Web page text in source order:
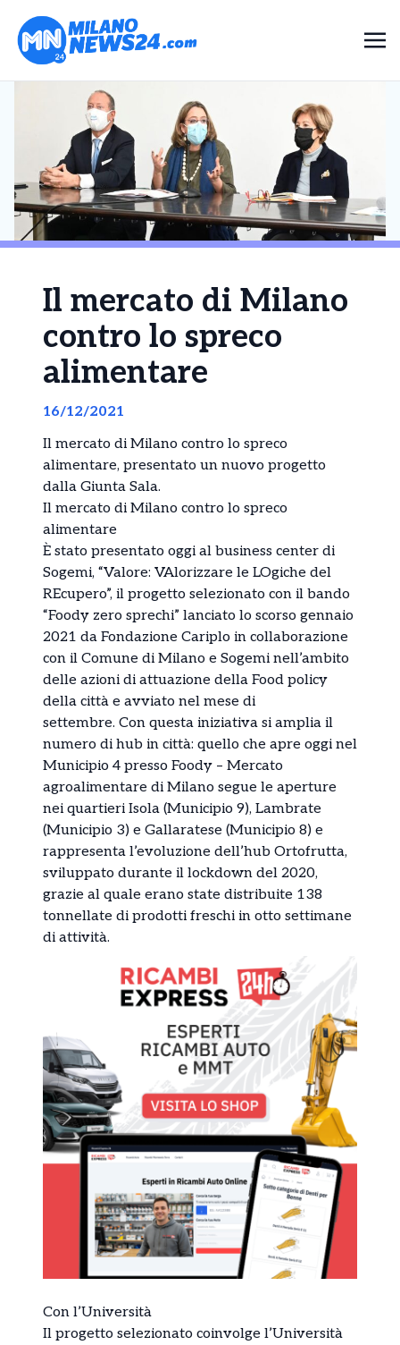
Il mercato di Milano
contro lo spreco
alimentare
16/12/2021
Il mercato di Milano contro lo spreco
alimentare, presentato un nuovo progetto
dalla Giunta Sala.
Il mercato di Milano contro lo spreco
alimentare
È stato presentato oggi al business center di
Sogemi, “Valore: VAlorizzare le LOgiche del
REcupero”, il progetto selezionato con il bando
“Foody zero sprechi” lanciato lo scorso gennaio
2021 da Fondazione Cariplo in collaborazione
con il Comune di Milano e Sogemi nell’ambito
delle azioni di attuazione della Food policy
della città e avviato nel mese di
settembre. Con questa iniziativa si amplia il
numero di hub in città: quello che apre oggi nel
Municipio 4 presso Foody – Mercato
agroalimentare di Milano segue le aperture
nei quartieri Isola (Municipio 9), Lambrate
(Municipio 3) e Gallaratese (Municipio 8) e
rappresenta l’evoluzione dell’hub Ortofrutta,
sviluppato durante il lockdown del 2020,
grazie al quale erano state distribuite 138
tonnellate di prodotti freschi in otto settimane
di attività.
Con l’Università
Il progetto selezionato coinvolge l’Università